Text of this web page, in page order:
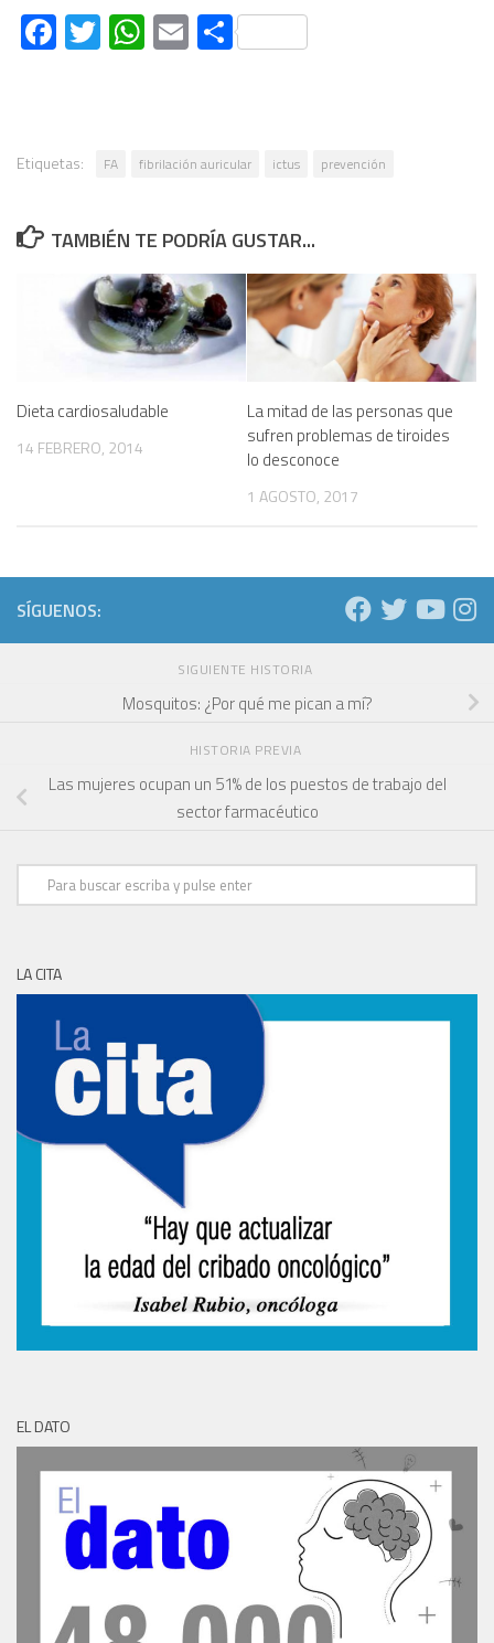
Facebook
Twitter
WhatsApp
EmailCompartir
Etiquetas: FA fibrilación auricular ictus prevención
TAMBIÉN TE PODRÍA GUSTAR...
Dieta cardiosaludable
14 FEBRERO, 2014
La mitad de las personas que
sufren problemas de tiroides
lo desconoce
1 AGOSTO, 2017
SÍGUENOS:
SIGUIENTE HISTORIA
Mosquitos: ¿Por qué me pican a mí?
HISTORIA PREVIA
Las mujeres ocupan un 51% de los puestos de trabajo del
sector farmacéutico
LA CITA
EL DATO